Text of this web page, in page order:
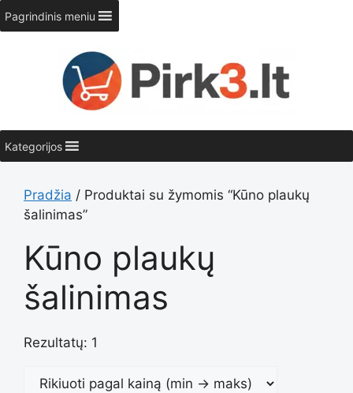
Pereiti
prie
turinio
Pagrindinis meniu
Kategorijos
Pradžia / Produktai su žymomis “Kūno plaukų
šalinimas”
Kūno plaukų
šalinimas
Rezultatų: 1